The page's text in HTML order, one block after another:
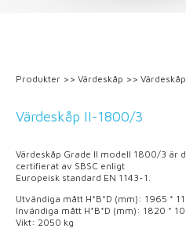
Produkter >> Värdeskåp >>
Värdeskåp II-1800/3
Värdeskåp Grade II modell 1800/3 är
certifierat av SBSC enligt
Europeisk standard EN 1143-1.
Utvändiga mått H*B*D (mm): 1965 *
Invändiga mått H*B*D (mm): 1820 *
Vikt: 2050 kg